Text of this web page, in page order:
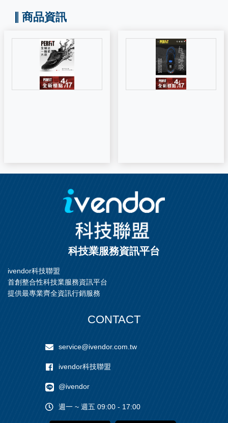
商品資訊
科技業服務資訊平台
ivendor科技聯盟
首創整合性科技業服務資訊平台
提供最專業齊全資訊行銷服務
CONTACT
service@ivendor.com.tw
ivendor科技聯盟
@ivendor
週一 ~ 週五 09:00 - 17:00